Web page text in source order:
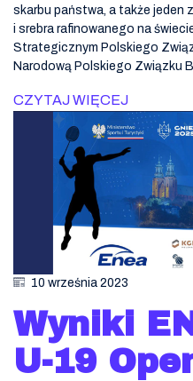
skarbu państwa, a także jeden
i srebra rafinowanego na
Strategicznym Polskiego
Narodową Polskiego Związku
CZYTAJ WIĘCEJ
10 września 2023
Wyniki
U-19